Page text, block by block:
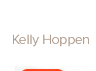
Kelly Hoppen